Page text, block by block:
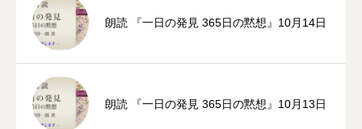
朗読 『一日の発見 365日の黙想』10月14日
朗読 『一日の発見 365日の黙想』10月13日